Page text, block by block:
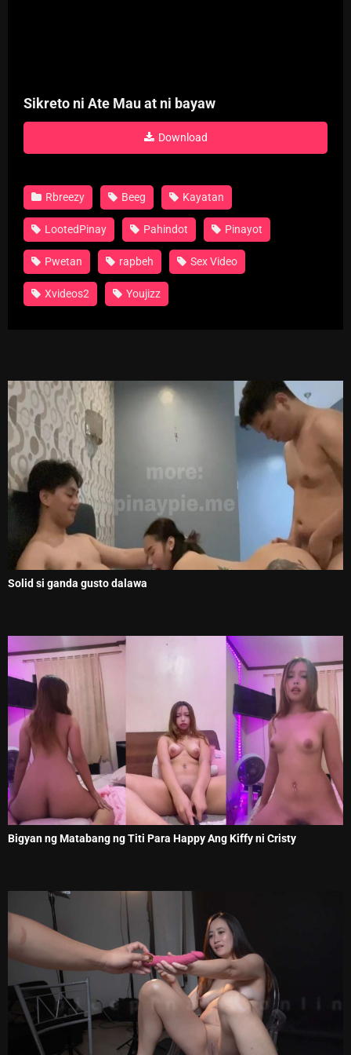
Sikreto ni Ate Mau at ni bayaw
Download
Rbreezy Beeg Kayatan
LootedPinay Pahindot Pinayot
Pwetan rapbeh Sex Video
Xvideos2 Youjizz
Solid si ganda gusto dalawa
Bigyan ng Matabang ng Titi Para Happy Ang Kiffy ni Cristy